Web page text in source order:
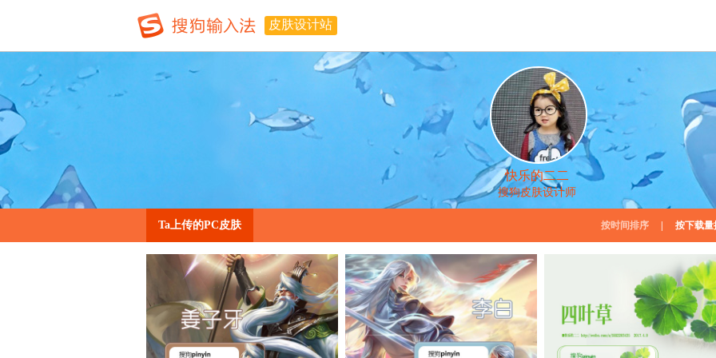
皮肤设计站
快乐的二二
搜狗皮肤设计师
Ta上传的PC皮肤 按时间排序 按下载量